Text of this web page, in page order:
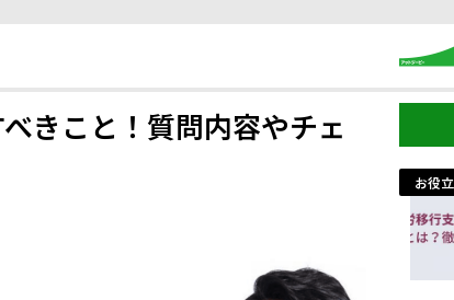
きこと！質問内容やチェ
お役